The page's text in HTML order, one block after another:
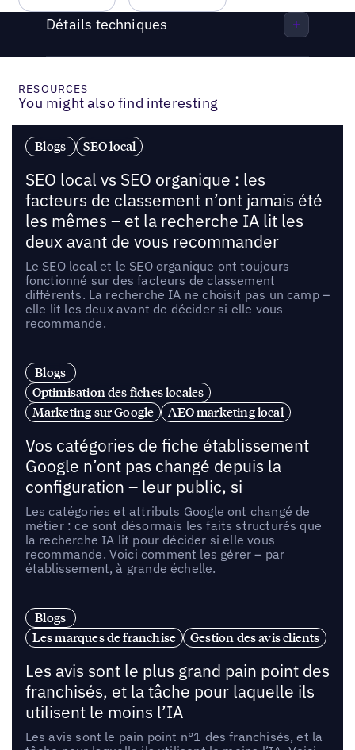
Détails techniques
RESOURCES
You might also find interesting
Blogs SEO local
SEO local vs SEO organique : les
facteurs de classement n’ont jamais été
les mêmes – et la recherche IA lit les
deux avant de vous recommander
Le SEO local et le SEO organique ont toujours
fonctionné sur des facteurs de classement
différents. La recherche IA ne choisit pas un camp –
elle lit les deux avant de décider si elle vous
recommande.
Blogs
Optimisation des fiches locales
Marketing sur Google
AEO marketing local
Vos catégories de fiche établissement
Google n’ont pas changé depuis la
configuration – leur public, si
Les catégories et attributs Google ont changé de
métier : ce sont désormais les faits structurés que
la recherche IA lit pour décider si elle vous
recommande. Voici comment les gérer – par
établissement, à grande échelle.
Blogs
Les marques de franchise
Gestion des avis clients
Les avis sont le plus grand pain point des
franchisés, et la tâche pour laquelle ils
utilisent le moins l’IA
Les avis sont le pain point n°1 des franchisés, et la